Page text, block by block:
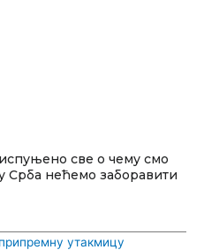
све о чему смо
Срба нећемо заборавити